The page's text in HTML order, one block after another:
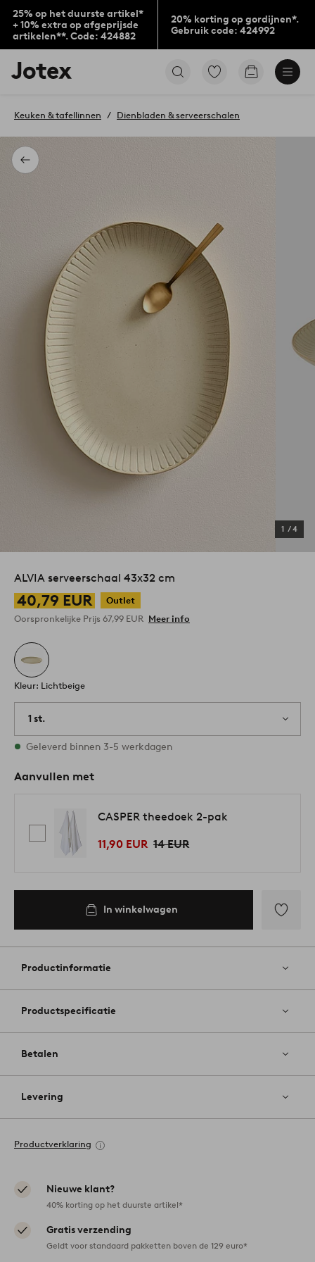
25% op het duurste artikel*
+ 10% extra op afgeprijsde
artikelen**. Code: 424882
20% korting op gordijnen*.
Gebruik code: 424992
Jotex
logo
to
home
page
Ga
gemarkeerde
Go
Terug
Keuken & tafellinnen Dienbladen & serveerschalen
1 /4
ALVIA serveerschaal 43x32 cm
40,79 EUR
Outlet
Oorspronkelijke Prijs 67,99 EUR Meer info
Kleur: Lichtbeige
1 st.
Op voorraad
Geleverd binnen 3-5 werkdagen
Aanvullen met
CASPER theedoek 2-pak
11,90 EUR 14 EUR
In winkelwagen
aan
Productinformatie
Productspecificatie
Betalen
Levering
Productverklaring
Nieuwe klant?
40% korting op het duurste artikel*
Gratis verzending
Geldt voor standaard pakketten boven de 129 euro*